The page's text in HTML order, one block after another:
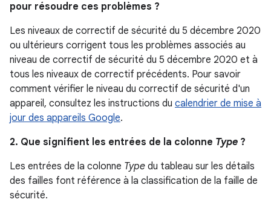
pour résoudre ces problèmes ?
Les niveaux de correctif de sécurité du 5 décembre 2020
ou ultérieurs corrigent tous les problèmes associés au
niveau de correctif de sécurité du 5 décembre 2020 et à
tous les niveaux de correctif précédents. Pour savoir
comment vérifier le niveau du correctif de sécurité d'un
appareil, consultez les instructions du calendrier de mise à
jour des appareils Google.
2. Que signifient les entrées de la colonne Type ?
Les entrées de la colonne Type du tableau sur les détails
des failles font référence à la classification de la faille de
sécurité.